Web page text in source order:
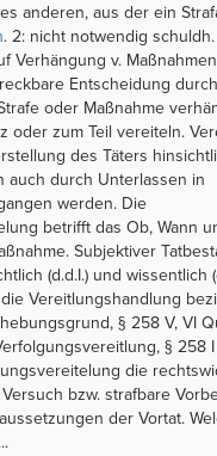
anderen, aus der ein
. 2: nicht notwendig
Verhängung v. Maßnahmen
Entscheidung
oder Maßnahme
oder zum Teil vereiteln.
des Täters
auch durch Unterlassen in
werden. Die
betrifft das Ob, Wann
Subjektiver
(d.d.I.) und wissentlich
Vereitlungshandlung
§ 258 V, VI
§ 258 I
die
bzw. strafbare
der Vortat.